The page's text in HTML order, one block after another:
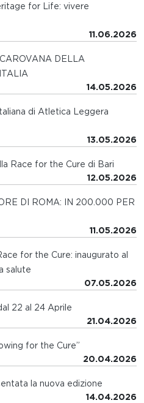
for Life: vivere
11.06.2026
DELLA
14.05.2026
di Atletica Leggera
13.05.2026
Race for the Cure di Bari
12.05.2026
DI ROMA: IN 200.000 PER
11.05.2026
for the Cure: inaugurato al
salute
07.05.2026
22 al 24 Aprile
21.04.2026
for the Cure”
20.04.2026
la nuova edizione
14.04.2026